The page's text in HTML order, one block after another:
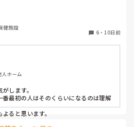
時ごろから臥床、離床されてます
健施設
6・ 10日前
ホーム
します。
番最初の人はそのくらいになるのは理解
ると思います。